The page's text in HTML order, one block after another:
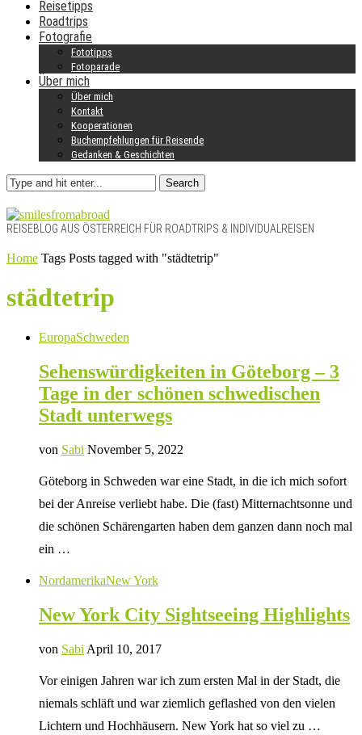
Reisetipps
Roadtrips
Fotografie
Fototipps
Fotoparade
Über mich
Über mich
Kontakt
Kooperationen
Buchempfehlungen für Reisende
Gedanken & Geschichten
Search
REISEBLOG AUS ÖSTERREICH FÜR ROADTRIPS & INDIVIDUALREISEN
Home Tags Posts tagged with "städtetrip"
städtetrip
EuropaSchweden
Sehenswürdigkeiten in Göteborg – 3
Tage in der schönen schwedischen
Stadt unterwegs
von Sabi November 5, 2022
Göteborg in Schweden war eine Stadt, in die ich mich sofort
bei der Anreise verliebt habe. Die (fast) Mitternachtsonne und
die schönen Schärengarten haben dem ganzen dann noch mal
ein …
NordamerikaNew York
New York City Sightseeing Highlights
von Sabi April 10, 2017
Vor einigen Jahren war ich zum ersten Mal in der Stadt, die
niemals schläft und war ziemlich geflashed von den vielen
Lichtern und Hochhäusern. New York hat so viel zu …